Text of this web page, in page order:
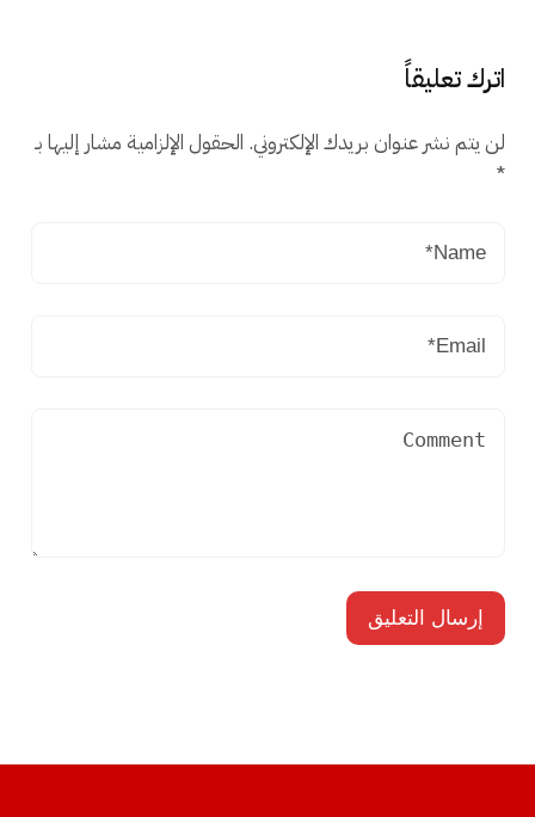
اترك تعليقاً
لن يتم نشر عنوان بريدك الإلكتروني. الحقول الإلزامية مشار إليها بـ
*